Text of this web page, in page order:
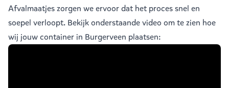
Afvalmaatjes zorgen we ervoor dat het proces snel en
soepel verloopt. Bekijk onderstaande video om te zien hoe
wij jouw container in Burgerveen plaatsen: